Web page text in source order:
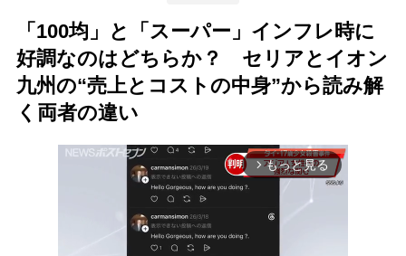
「100均」と「スーパー」インフレ時に
好調なのはどちらか？ セリアとイオン
九州の“売上とコストの中身”から読み解
く両者の違い
arrow_forward_ios もっと見る